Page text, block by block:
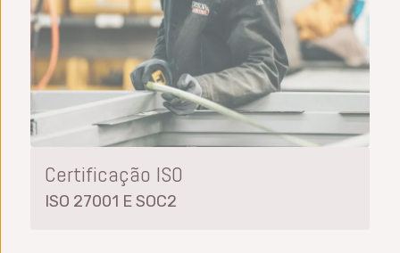
Certificação ISO
ISO 27001 E SOC2